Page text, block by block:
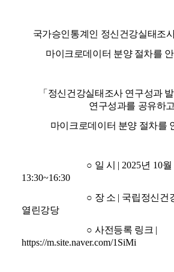
국가승인통계인 정신건강실태조
마이크로데이터 분양 절차를
「 정신건강실태조사 연구성과
연구성과를 공유하고
마이크로데이터 분양 절차를
○ 일 시 | 2025년 10월
13:30~16:30
○ 장 소 | 국립정신건
열린강당
○ 사전등록 링크 |
https://m.site.naver.com/1SiMi